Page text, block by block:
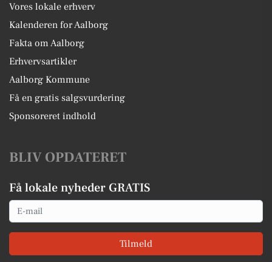
Vores lokale erhverv
Kalenderen for Aalborg
Fakta om Aalborg
Erhvervsartikler
Aalborg Kommune
Få en gratis salgsvurdering
Sponsoreret indhold
BLIV OPDATERET
Få lokale nyheder GRATIS
Email
Tilmeld